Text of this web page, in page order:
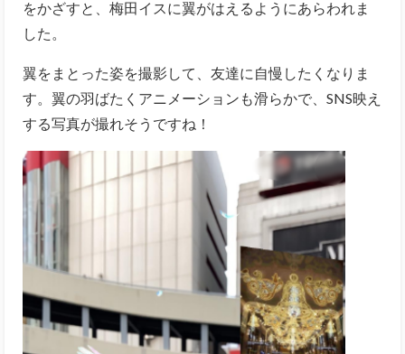
をかざすと、梅田イスに翼がはえるようにあらわれま
した。
翼をまとった姿を撮影して、友達に自慢したくなりま
す。翼の羽ばたくアニメーションも滑らかで、SNS映え
する写真が撮れそうですね！